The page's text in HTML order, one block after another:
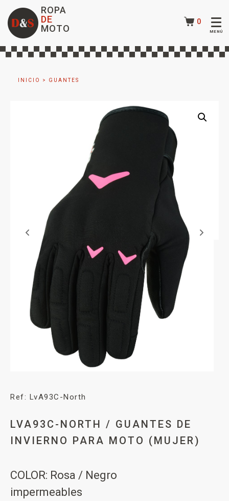
ROPA
DE
MOTO
0
INICIO > GUANTES
Ref: LvA93C-North
LVA93C-NORTH / GUANTES DE
INVIERNO PARA MOTO (MUJER)
COLOR: Rosa / Negro
impermeables